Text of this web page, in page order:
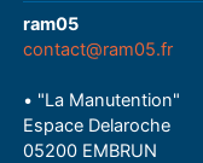
ram05
contact@ram05.fr
• "La Manutention"
Espace Delaroche
05200 EMBRUN